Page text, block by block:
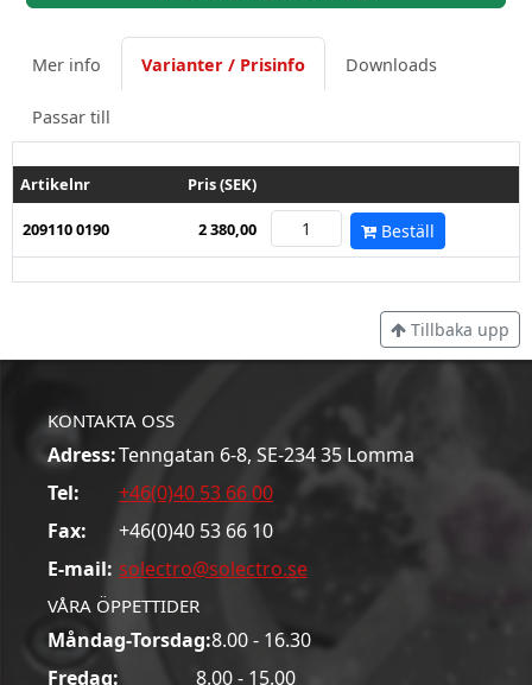
Mer info Varianter / Prisinfo Downloads
Passar till
Artikelnr Pris (SEK)
209110 0190 2 380,00 Beställ
Tillbaka upp
KONTAKTA OSS
Adress:Tenngatan 6-8, SE-234 35 Lomma
Tel:
+46(0)40 53 66 00
Fax:
+46(0)40 53 66 10
E-mail: solectro@solectro.se
VÅRA ÖPPETTIDER
Måndag-Torsdag:8.00 - 16.30
Fredag:
8.00 - 15.00